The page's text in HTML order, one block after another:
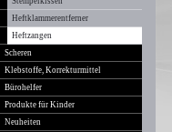
Heftklammerentferner
Heftzangen
Scheren
Klebstoffe, Korrekturmittel
Bürohelfer
Produkte für Kinder
Neuheiten